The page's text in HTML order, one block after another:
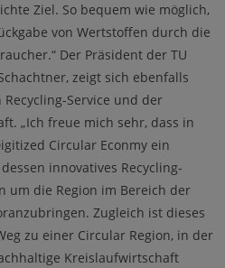
Ziel. So bequem wie möglich,
von Wertstoffen durch die
Der Präsident der TU
zeigt sich ebenfalls
Service und der
„Ich freue mich sehr, dass in
Circular Econmy ein
innovatives Recycling-
um die Region im Bereich der
Zugleich ist dieses
zu einer Circular Region, in der
Kreislaufwirtschaft